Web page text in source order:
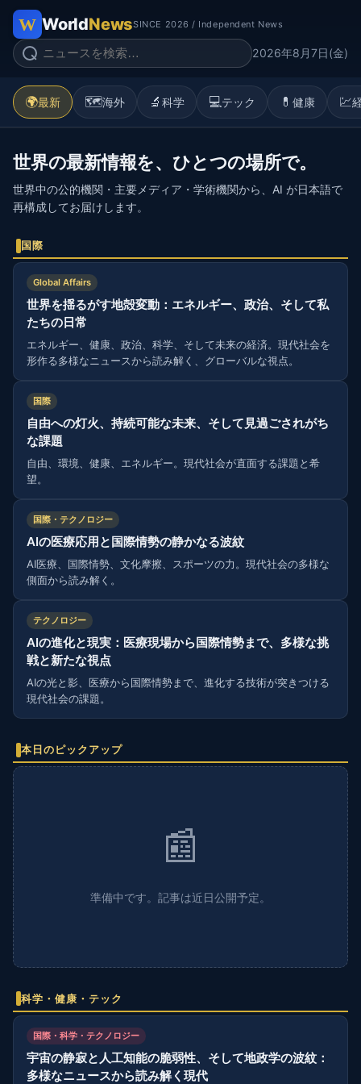
WorldNewsSINCE 2026 / Independent News
2026年8月7日(金)
🌍最新 🗺️海外 🔬 科学 💻テック 💊 健康 💹
世界の最新情報を、ひとつの場所で。
世界中の公的機関・主要メディア・学術機関から、AI が日本語で
再構成してお届けします。
国際
Global Affairs
世界を揺るがす地殻変動：エネルギー、政治、そして私
たちの日常
エネルギー、健康、政治、科学、そして未来の経済。現代社会を
形作る多様なニュースから読み解く、グローバルな視点。
国際
自由への灯火、持続可能な未来、そして見過ごされがち
な課題
自由、環境、健康、エネルギー。現代社会が直面する課題と希
望。
国際・テクノロジー
AIの医療応用と国際情勢の静かなる波紋
AI医療、国際情勢、文化摩擦、スポーツの力。現代社会の多様な
側面から読み解く。
テクノロジー
AIの進化と現実：医療現場から国際情勢まで、多様な挑
戦と新たな視点
AIの光と影、医療から国際情勢まで、進化する技術が突きつける
現代社会の課題。
本日のピックアップ
📰
準備中です。記事は近日公開予定。
科学・健康・テック
国際・科学・テクノロジー
宇宙の静寂と人工知能の脆弱性、そして地政学の波紋：
多様なニュースから読み解く現代